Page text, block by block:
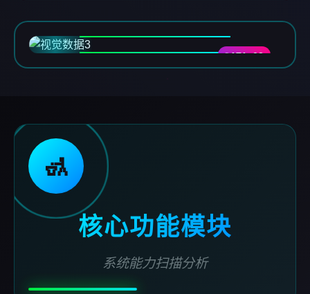
DATA-03
🚮
核心功能模块
系统能力扫描分析